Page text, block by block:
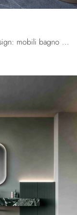
Ottieni informazioni sull'arredo bagno design: mobili bagno a terra in legno come il modello M2 System 232 di Baxar ti attendono.